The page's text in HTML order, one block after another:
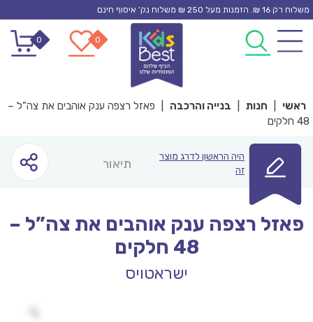
Skip
content
משלוח רק 16 ₪. הזמנות מעל 250 ₪ משלוח נק’ איסוף חינם
0
0
ראשי חנות בנייה והרכבה
פאזל רצפה ענק אוהבים את צה”ל –
48 חלקים
היה הראשון לדרג מוצר
זה
תיאור
פאזל רצפה ענק אוהבים את צה”ל –
48 חלקים
ישראטויס